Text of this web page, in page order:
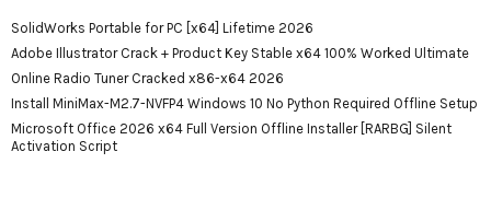
SolidWorks Portable for PC [x64] Lifetime 2026
Adobe Illustrator Crack + Product Key Stable x64 100% Worked Ultimate
Online Radio Tuner Cracked x86-x64 2026
Install MiniMax-M2.7-NVFP4 Windows 10 No Python Required Offline Setup
Microsoft Office 2026 x64 Full Version Offline Installer [RARBG] Silent
Activation Script